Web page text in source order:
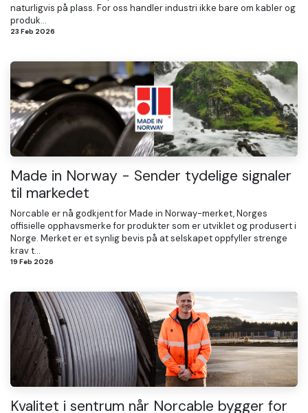
naturligvis på plass. For oss handler industri ikke bare om kabler og
produk...
23 Feb 2026
Made in Norway - Sender tydelige signaler
til markedet
Norcable er nå godkjent for Made in Norway-merket, Norges
offisielle opphavsmerke for produkter som er utviklet og produsert i
Norge. Merket er et synlig bevis på at selskapet oppfyller strenge
krav t...
19 Feb 2026
Kvalitet i sentrum når Norcable bygger for